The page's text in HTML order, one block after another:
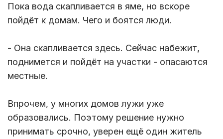
Пока вода скапливается в яме, но вскоре
пойдёт к домам. Чего и боятся люди.
- Она скапливается здесь. Сейчас набежит,
поднимется и пойдёт на участки - опасаются
местные.
Впрочем, у многих домов лужи уже
образовались. Поэтому решение нужно
принимать срочно, уверен ещё один житель